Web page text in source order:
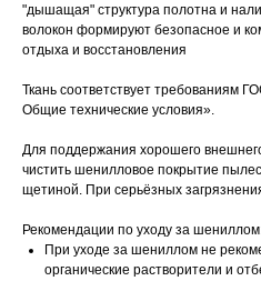
"дышащая" структура полотна и
волокон формируют безопасное и
отдыха и восстановления
Ткань соответствует требованиям
Общие технические условия».
Для поддержания хорошего
чистить шенилловое покрытие
щетиной. При серьёзных
Рекомендации по уходу за
При уходе за шениллом не
органические растворители и